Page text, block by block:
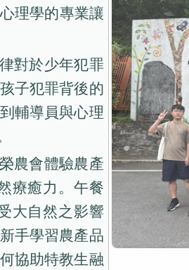
理學的專業讓
對於少年犯罪
子犯罪背後的
輔導員與心理
農會體驗農產
療癒力。午餐
大自然之影響
手學習農產品
協助特教生融